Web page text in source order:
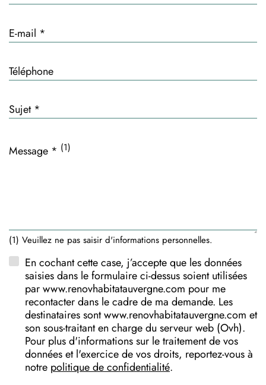
E-mail *
Téléphone
Sujet *
Message * (1)
(1) Veuillez ne pas saisir d'informations personnelles.
En cochant cette case, j’accepte que les données
saisies dans le formulaire ci-dessus soient utilisées
par www.renovhabitatauvergne.com pour me
recontacter dans le cadre de ma demande. Les
destinataires sont www.renovhabitatauvergne.com et
son sous-traitant en charge du serveur web (Ovh).
Pour plus d'informations sur le traitement de vos
données et l'exercice de vos droits, reportez-vous à
notre politique de confidentialité.